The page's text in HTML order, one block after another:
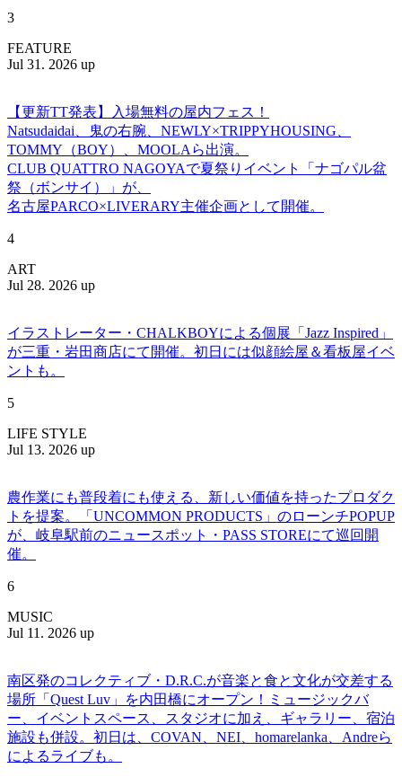
3
FEATURE
Jul 31. 2026 up
【更新TT発表】入場無料の屋内フェス！
Natsudaidai、鬼の右腕、NEWLY×TRIPPYHOUSING、
TOMMY（BOY）、MOOLAら出演。
CLUB QUATTRO NAGOYAで夏祭りイベント「ナゴパル盆
祭（ボンサイ）」が、
名古屋PARCO×LIVERARY主催企画として開催。
4
ART
Jul 28. 2026 up
イラストレーター・CHALKBOYによる個展「Jazz Inspired」
が三重・岩田商店にて開催。初日には似顔絵屋＆看板屋イベ
ントも。
5
LIFE STYLE
Jul 13. 2026 up
農作業にも普段着にも使える、新しい価値を持ったプロダク
トを提案。「UNCOMMON PRODUCTS」のローンチPOPUP
が、岐阜駅前のニュースポット・PASS STOREにて巡回開
催。
6
MUSIC
Jul 11. 2026 up
南区発のコレクティブ・D.R.C.が⾳楽と⾷と⽂化が交差する
場所「Quest Luv」を内田橋にオープン！ミュージックバ
ー、イベントスペース、スタジオに加え、ギャラリー、宿泊
施設も併設。初日は、COVAN、NEI、homarelanka、Andreら
によるライブも。